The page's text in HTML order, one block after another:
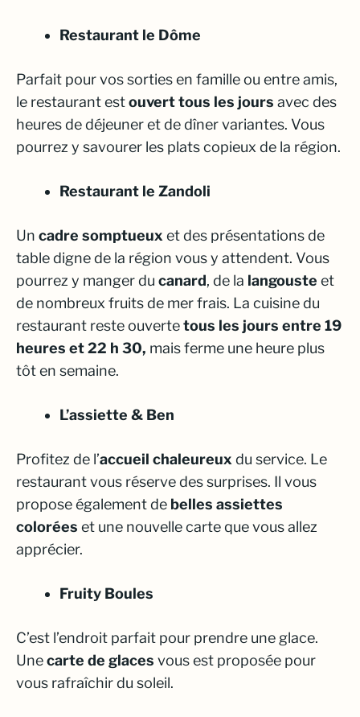
Restaurant le Dôme
Parfait pour vos sorties en famille ou entre amis,
le restaurant estouvert tous les jours avec des
heures de déjeuner et de dîner variantes. Vous
pourrez y savourer les plats copieux de la région.
Restaurant le Zandoli
Un cadre somptueux et des présentations de
table digne de la région vous y attendent. Vous
pourrez y manger du canard, de la langouste et
de nombreux fruits de mer frais. La cuisine du
restaurant reste ouvertetous les jours entre 19
heures et 22 h 30, mais ferme une heure plus
tôt en semaine.
L’assiette & Ben
Profitez de l’accueil chaleureux du service. Le
restaurant vous réserve des surprises. Il vous
propose également de belles assiettes
colorées et une nouvelle carte que vous allez
apprécier.
Fruity Boules
C’est l’endroit parfait pour prendre une glace.
Unecarte de glaces vous est proposée pour
vous rafraîchir du soleil.